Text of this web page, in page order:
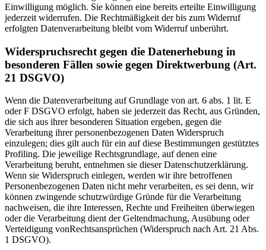
Einwilligung möglich. Sie können eine bereits erteilte Einwilligung
jederzeit widerrufen. Die Rechtmäßigkeit der bis zum Widerruf
erfolgten Datenverarbeitung bleibt vom Widerruf unberührt.
Widerspruchsrecht gegen die Datenerhebung in
besonderen Fällen sowie gegen Direktwerbung (Art.
21 DSGVO)
Wenn die Datenverarbeitung auf Grundlage von art. 6 abs. 1 lit. E
oder F DSGVO erfolgt, haben sie jederzeit das Recht, aus Gründen,
die sich aus ihrer besonderen Situation ergeben, gegen die
Verarbeitung ihrer personenbezogenen Daten Widerspruch
einzulegen; dies gilt auch für ein auf diese Bestimmungen gestütztes
Profiling. Die jeweilige Rechtsgrundlage, auf denen eine
Verarbeitung beruht, entnehmen sie dieser Datenschutzerklärung.
Wenn sie Widerspruch einlegen, werden wir ihre betroffenen
Personenbezogenen Daten nicht mehr verarbeiten, es sei denn, wir
können zwingende schutzwürdige Gründe für die Verarbeitung
nachweisen, die ihre Interessen, Rechte und Freiheiten überwiegen
oder die Verarbeitung dient der Geltendmachung, Ausübung oder
Verteidigung vonRechtsansprüchen (Widerspruch nach Art. 21 Abs.
1 DSGVO).